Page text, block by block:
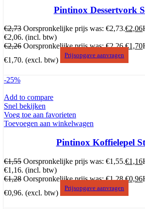
Pintinox Dessertvork
€2,73 Oorspronkelijke prijs was: €2,73.€2,06
€2,06. (incl. btw)
€2,26 Oorspronkelijke prijs was: €2,26.€1,70
€1,70. (excl. btw)
Prijsopgave aanvragen
-25%
Add to compare
Snel bekijken
Voeg toe aan favorieten
Toevoegen aan winkelwagen
Pintinox Koffielepel
€1,55 Oorspronkelijke prijs was: €1,55.€1,16
€1,16. (incl. btw)
€1,28 Oorspronkelijke prijs was: €1,28.€0,96
€0,96. (excl. btw)
Prijsopgave aanvragen